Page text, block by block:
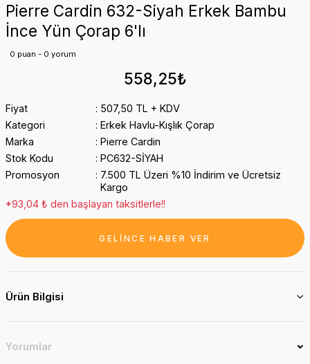
Pierre Cardin 632-Siyah Erkek Bambu
İnce Yün Çorap 6'lı
0 puan - 0 yorum
558,25₺
Fiyat
507,50 TL + KDV
Kategori
Erkek Havlu-Kışlık Çorap
Marka
Pierre Cardin
Stok Kodu
PC632-SİYAH
Promosyon
7.500 TL Üzeri %10 İndirim ve Ücretsiz
Kargo
*93,04 ₺ den başlayan taksitlerle!!
GELİNCE HABER VER
Ürün Bilgisi
Yorumlar